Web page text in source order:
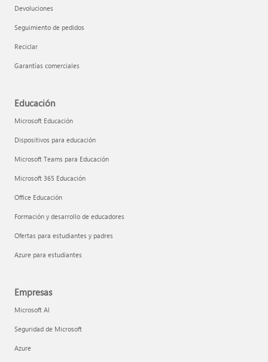
Devoluciones
Seguimiento de pedidos
Reciclar
Garantías comerciales
Educación
Microsoft Educación
Dispositivos para educación
Microsoft Teams para Educación
Microsoft 365 Educación
Office Educación
Formación y desarrollo de educadores
Ofertas para estudiantes y padres
Azure para estudiantes
Empresas
Microsoft AI
Seguridad de Microsoft
Azure